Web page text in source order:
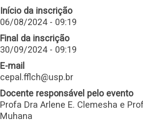
Início da inscrição
06/08/2024 - 09:19
Final da inscrição
30/09/2024 - 09:19
E-mail
cepal.fflch@usp.br
Docente responsável pelo evento
Profa Dra Arlene E. Clemesha e
Muhana